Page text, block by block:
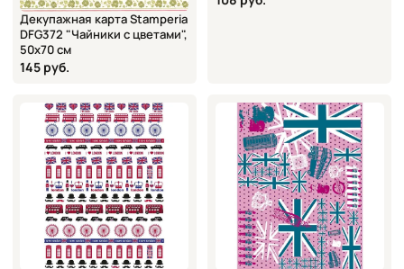
Декупажная карта Stamperia
DFG372 "Чайники с цветами",
50х70 см
145 руб.